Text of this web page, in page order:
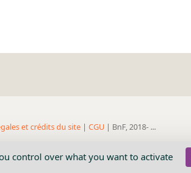
et crédits du site | CGU | BnF, 2018- ...
control over what you want to activate